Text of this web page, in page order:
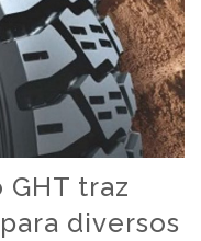
traz
diversos